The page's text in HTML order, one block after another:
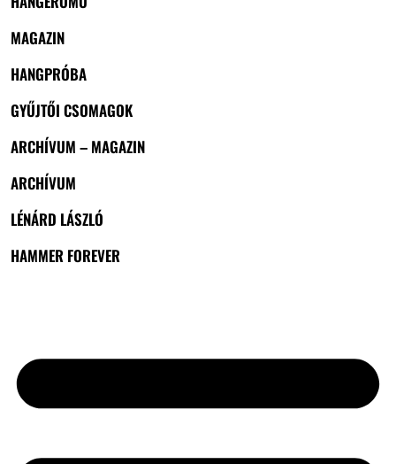
MAGAZIN
HANGPRÓBA
GYŰJTŐI CSOMAGOK
ARCHÍVUM – MAGAZIN
ARCHÍVUM
LÉNÁRD LÁSZLÓ
HAMMER FOREVER